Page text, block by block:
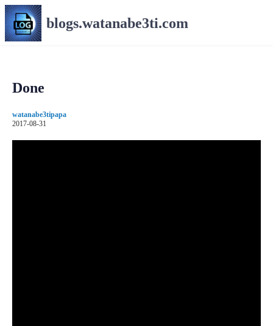
コ
ン
テ
blogs.watanabe3ti.com
Done
watanabe3tipapa
2017-08-31